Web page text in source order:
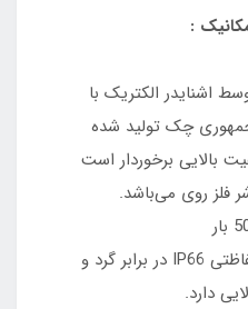
:
اشنایدر الکتریک با
چک تولید شده
بالایی برخوردار است
فلز روی می‌باشد.
به سبب دارا بودن درجه حفاظتی IP66 در برابر گرد و
دارد.